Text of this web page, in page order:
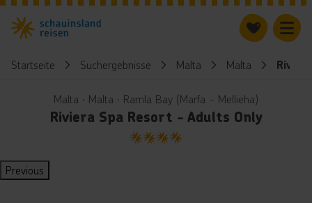
Startseite Suchergebnisse Malta Malta
Malta ∙ Malta ∙ Ramla Bay (Marfa - Mellieha)
Riviera Spa Resort - Adults Only
4
Previous